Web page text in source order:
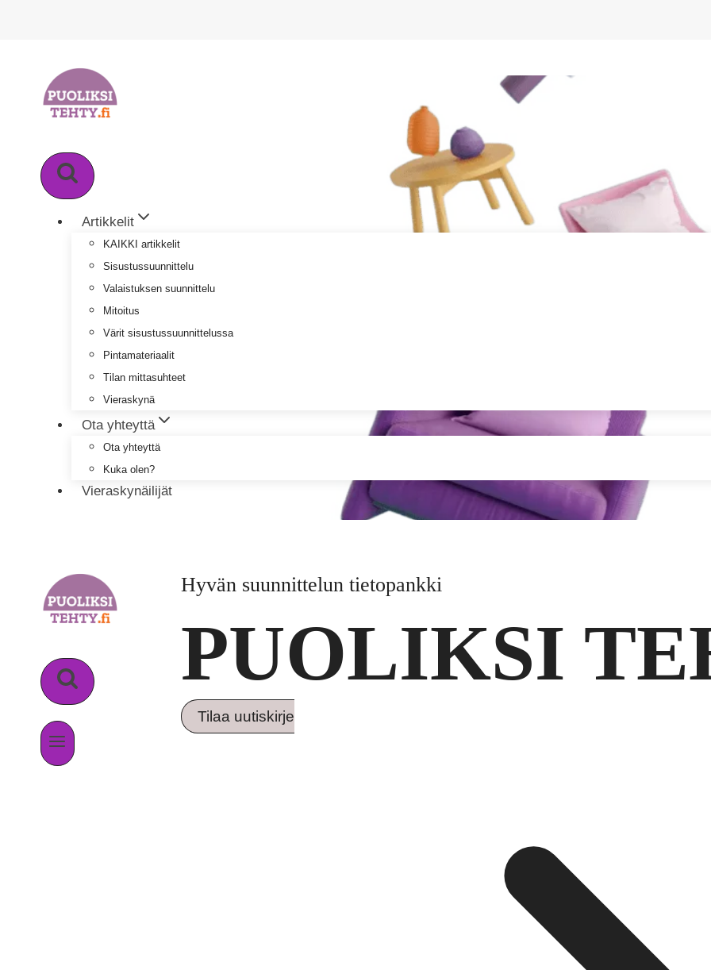
Artikkelit
KAIKKI artikkelit
Sisustussuunnittelu
Valaistuksen suunnittelu
Mitoitus
Värit sisustussuunnittelussa
Pintamateriaalit
Tilan mittasuhteet
Vieraskynä
Ota yhteyttä
Ota yhteyttä
Kuka olen?
Vieraskynäilijät
Hyvän suunnittelun tietopankki
PUOLIKSI
Tilaa uutiskirje